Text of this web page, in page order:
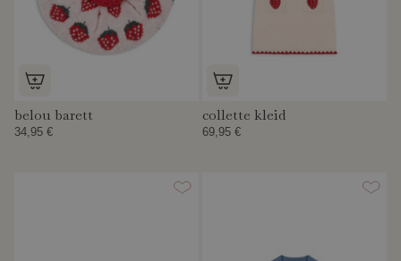
belou barett
34,95 €
collette kleid
69,95 €